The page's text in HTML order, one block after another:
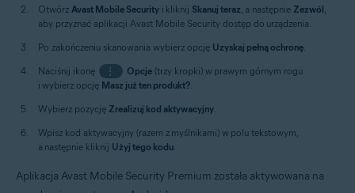
Otwórz Avast Mobile Security i kliknij Skanuj teraz, a następnie Zezwól,
aby przyznać aplikacji Avast Mobile Security dostęp do urządzenia.
Po zakończeniu skanowania wybierz opcję Uzyskaj pełną ochronę.
Naciśnij ikonę
⋮ Opcje(trzy kropki) w prawym górnym rogu
i wybierz opcję Masz już ten produkt?.
Wybierz pozycję Zrealizuj kod aktywacyjny.
Wpisz kod aktywacyjny (razem z myślnikami) w polu tekstowym,
a następnie kliknij Użyj tego kodu.
Aplikacja Avast Mobile Security Premium została aktywowana na